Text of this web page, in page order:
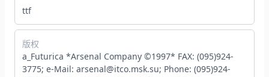
ttf
版权
a_Futurica *Arsenal Company ©1997* FAX: (095)924-
3775; e-Mail: arsenal@itco.msk.su; Phone: (095)924-